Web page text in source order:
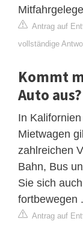
Antrag auf
vollständige
Kommt
Auto aus?
In
Mietwagen
zahlreichen
Bahn, Bus
Sie sich
fortbewegen .
Antrag auf